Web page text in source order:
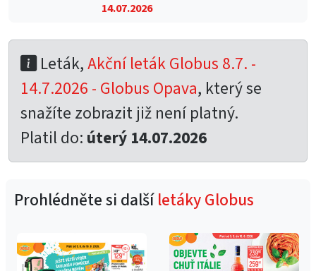
14.07.2026
Leták,Akční leták Globus 8.7. -
14.7.2026 - Globus Opava, který se
snažíte zobrazit již není platný.
Platil do: úterý 14.07.2026
Prohlédněte si dalšíletáky Globus